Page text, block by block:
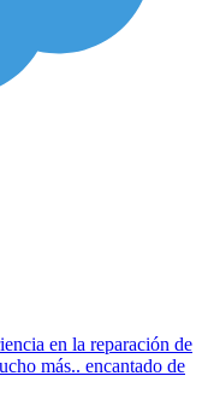
en la reparación de
más.. encantado de